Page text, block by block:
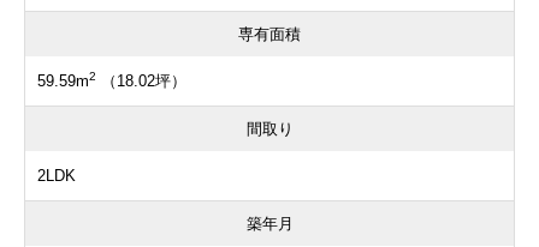
専有面積
59.59m2 （18.02坪）
間取り
2LDK
築年月